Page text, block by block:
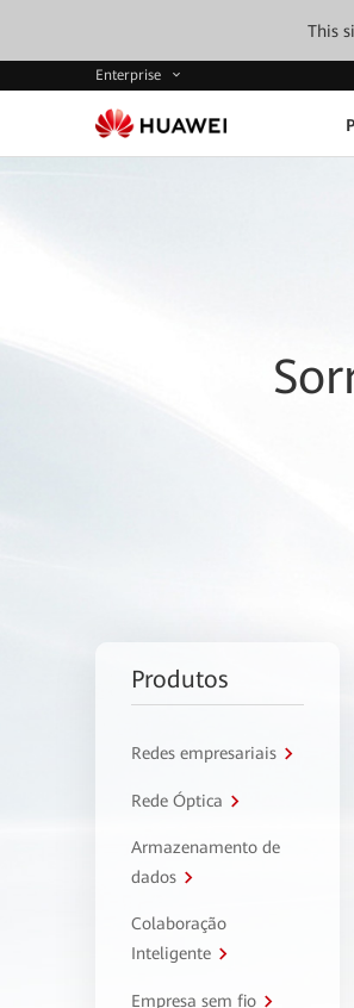
This
Enterprise
Produtos
Redes empresariais
Rede Óptica
Armazenamento de
dados
Colaboração
Inteligente
Empresa sem fio